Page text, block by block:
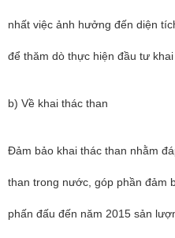
nhất việc ảnh hưởng đến diện
để thăm dò thực hiện đầu tư khai
b) Về khai thác than
Đảm bảo khai thác than nhằm
than trong nước, góp phần đảm
phấn đấu đến năm 2015 sản